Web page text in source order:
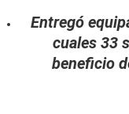
Entregó
cuales 33
beneficio